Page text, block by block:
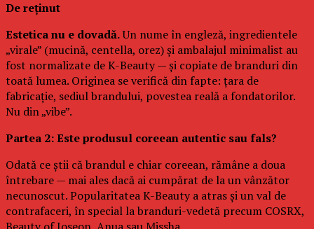
De reținut
Estetica nu e dovadă.Un nume în engleză, ingredientele
„virale” (mucină, centella, orez) și ambalajul minimalist au
fost normalizate de K-Beauty — și copiate de branduri din
toată lumea. Originea se verifică din fapte: țara de
fabricație, sediul brandului, povestea reală a fondatorilor.
Nu din „vibe”.
Partea 2: Este produsul coreean autentic sau fals?
Odată ce știi că brandul e chiar coreean, rămâne a doua
întrebare — mai ales dacă ai cumpărat de la un vânzător
necunoscut. Popularitatea K-Beauty a atras și un val de
contrafaceri, în special la branduri-vedetă precum COSRX,